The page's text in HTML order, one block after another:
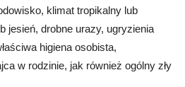
klimat tropikalny lub
jesień, drobne urazy, ugryzienia
higiena osobista,
w rodzinie, jak również ogólny zły